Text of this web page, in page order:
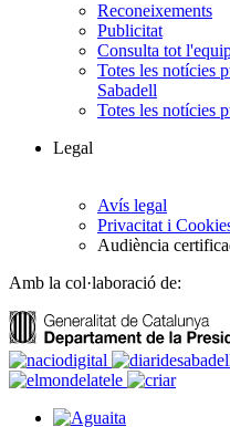
Reconeixements
Publicitat
Consulta tot
Totes les notícies
Sabadell
Totes les notícies
Legal
Avís legal
Privacitat i
Audiència
Amb la col·laboració de: